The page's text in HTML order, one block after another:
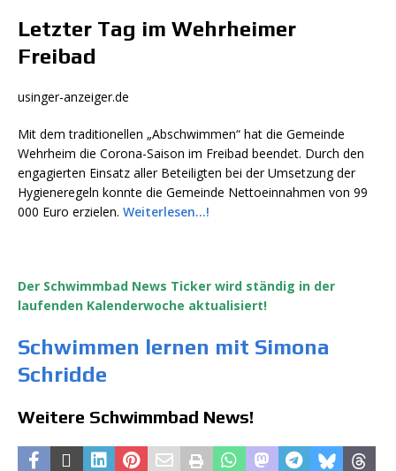
Letzter Tag im Wehrheimer
Freibad
usinger-anzeiger.de
Mit dem traditionellen „Abschwimmen“ hat die Gemeinde
Wehrheim die Corona-Saison im Freibad beendet. Durch den
engagierten Einsatz aller Beteiligten bei der Umsetzung der
Hygieneregeln konnte die Gemeinde Nettoeinnahmen von 99
000 Euro erzielen. Weiterlesen…!
Der Schwimmbad News Ticker wird ständig in der
laufenden Kalenderwoche aktualisiert!
Schwimmen lernen mit Simona
Schridde
Weitere Schwimmbad News!